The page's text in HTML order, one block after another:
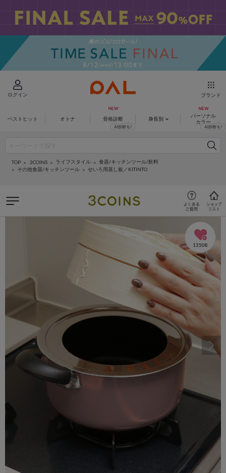
ログイン ブランド
ベストヒット オトナ 骨格診断 身長別
パーソナル
カラー
TOP 3COINS ライフスタイル
食器/キッチンツール/飲料
その他食器/キッチンツール
せいろ用蒸し板／KITINTO
13508